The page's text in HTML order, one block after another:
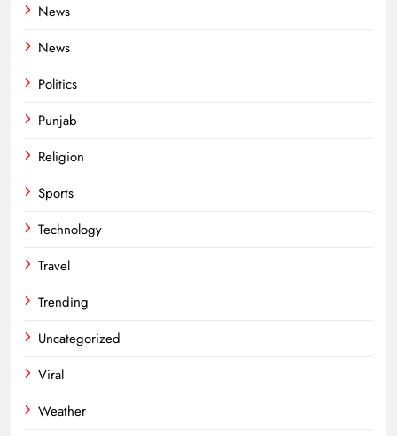
News
News
Politics
Punjab
Religion
Sports
Technology
Travel
Trending
Uncategorized
Viral
Weather